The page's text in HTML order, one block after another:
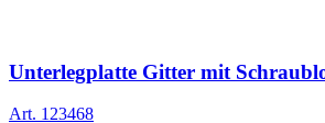
Unterlegplatte Gitter mit
Art. 123468